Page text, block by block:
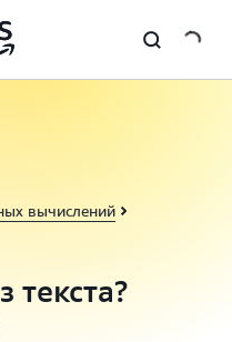
вычислений
текста?